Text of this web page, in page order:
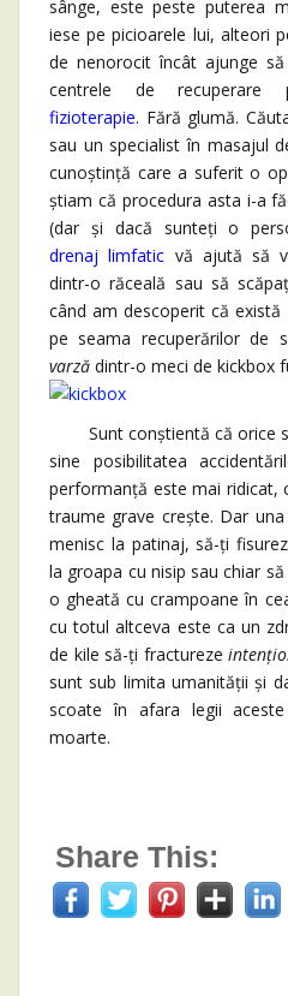
sânge, este peste puterea
iese pe picioarele lui, alteori
de nenorocit încât ajunge
centrele de recuperare
fizioterapie. Fără glumă.
sau un specialist în masajul
cunoștință care a suferit o
știam că procedura asta i-a
(dar și dacă sunteți o
drenaj limfatic vă ajută să
dintr-o răceală sau să
când am descoperit că
pe seama recuperărilor de
varză dintr-o meci de kickbox
Sunt conștientă că orice
sine posibilitatea
performanță este mai ridicat,
traume grave crește. Dar
menisc la patinaj, să-ți
la groapa cu nisip sau chiar
o gheată cu crampoane în
cu totul altceva este ca un
de kile să-ți fractureze
sunt sub limita umanității și
scoate în afara legii
moarte.
Share This: